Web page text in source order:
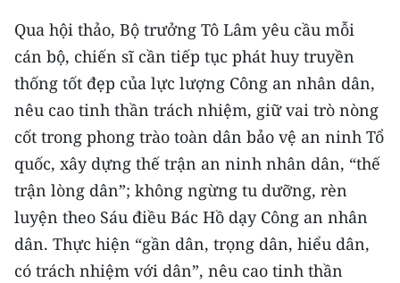
Qua hội thảo, Bộ trưởng Tô Lâm yêu cầu mỗi
cán bộ, chiến sĩ cần tiếp tục phát huy truyền
thống tốt đẹp của lực lượng Công an nhân dân,
nêu cao tinh thần trách nhiệm, giữ vai trò nòng
cốt trong phong trào toàn dân bảo vệ an ninh Tổ
quốc, xây dựng thế trận an ninh nhân dân, “thế
trận lòng dân”; không ngừng tu dưỡng, rèn
luyện theo Sáu điều Bác Hồ dạy Công an nhân
dân. Thực hiện “gần dân, trọng dân, hiểu dân,
có trách nhiệm với dân”, nêu cao tinh thần